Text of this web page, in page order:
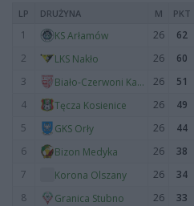
LP DRUŻYNA M PKT
1 KS Arłamów 26 62
2
LKS Nakło 26 60
3
Biało-Czerwoni Kaszyce 26 51
4
Tęcza Kosienice 26 49
5
GKS Orły 26 44
6
Bizon Medyka 26 38
7
Korona Olszany 26 34
8
Granica Stubno 26 33